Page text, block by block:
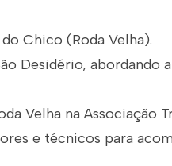
Chico (Roda Velha).
Desidério, abordando
Velha na Associação
e técnicos para